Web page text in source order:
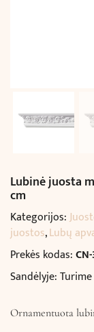
Lubinė juosta
cm
Kategorijos:
juostos,Lubų
Prekės kodas:
Sandėlyje: Turime
Ornamentuota